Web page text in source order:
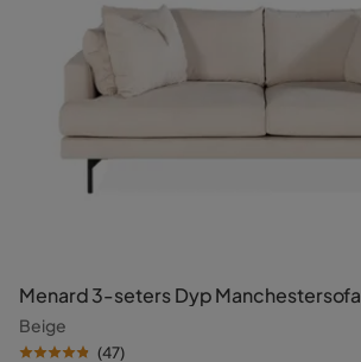
Menard 3-seters Dyp Manchestersofa
Beige
(47)